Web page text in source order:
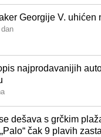
Georgije V. uhićen
najprodavanijih
dešava s grčkim
čak 9 plavih